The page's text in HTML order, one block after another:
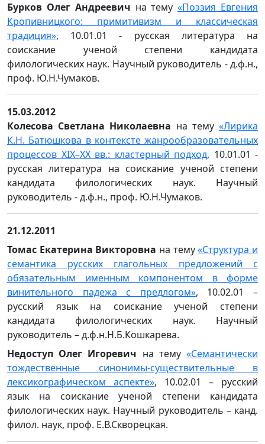
Бурков Олег Андреевич на тему«Поэзия Евгения
Кропивницкого: примитивизм и классическая
традиция», 10.01.01 - русская литература на
соискание ученой степени кандидата
филологических наук. Научный руководитель - д.ф.н.,
проф. Ю.Н.Чумаков.
15.03.2012
Колесова Светлана Николаевна на тему«Лирика
К.Н. Батюшкова в контексте жанрообразовательных
процессов XIX–XX вв.: кластерный подход, 10.01.01 -
русская литература на соискание ученой степени
кандидата филологических наук. Научный
руководитель - д.ф.н., проф. Ю.Н.Чумаков.
21.12.2011
Томас Екатерина Викторовна на тему«Структура и
семантика русских глагольных предложений с
обязательным именным компонентом в форме
винительного падежа с предлогом», 10.02.01 –
русский язык на соискание ученой степени
кандидата филологических наук. Научный
руководитель – д.ф.н.Н.Б.Кошкарева.
Недоступ Олег Игоревич на тему«Семантически
тождественные синонимы-существительные в
лексикографическом аспекте», 10.02.01 – русский
язык на соискание ученой степени кандидата
филологических наук. Научный руководитель – канд.
филол. наук, проф. Е.В.Скворецкая.